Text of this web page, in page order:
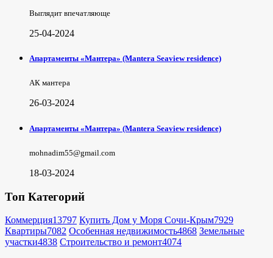
Выглядит впечатляюще
25-04-2024
Апартаменты «Мантера» (Mantera Seaview rеsidence)
АК мантера
26-03-2024
Апартаменты «Мантера» (Mantera Seaview rеsidence)
mohnadim55@gmail.com
18-03-2024
Топ Категорий
Коммерция13797 Купить Дом у Моря Сочи-Крым7929
Квартиры7082 Особенная недвижимость4868 Земельные
участки4838 Строительство и ремонт4074